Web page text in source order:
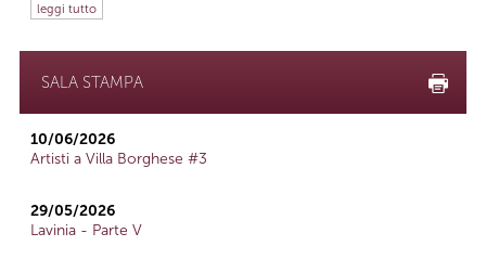
leggi tutto
SALA STAMPA
10/06/2026
Artisti a Villa Borghese #3
29/05/2026
Lavinia - Parte V